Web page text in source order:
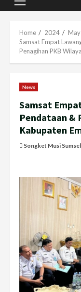
Primary
Home 2024 May
Samsat Empat
Penagihan PKB
News
Samsat
Pendataan &
Kabupaten
Songket Musi Sumsel